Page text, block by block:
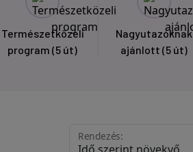
Természetközeli
program (5 út)
Nagyutazóknak
ajánlott (5 út)
Rendezés: